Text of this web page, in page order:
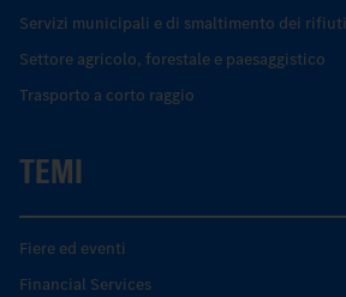
Servizi municipali e di smaltimento dei rifiuti
Settore agricolo, forestale e paesaggistico
Trasporto a corto raggio
TEMI
Fiere ed eventi
Financial Services